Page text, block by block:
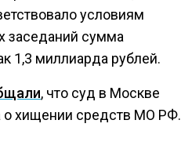
условиям
заседаний сумма
1,3 миллиарда рублей.
, что суд в Москве
о хищении средств МО РФ.